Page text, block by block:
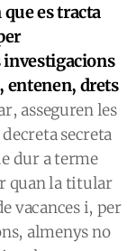
es tracta
entenen, drets
asseguren les
secreta
dur a terme
quan la titular
vacances i, per
almenys no